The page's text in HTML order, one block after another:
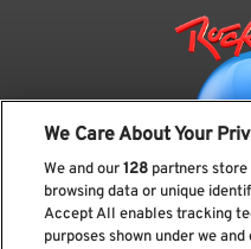
We Care About Your
We and our128 partners
browsing data or unique
Accept All enables tracking
purposes shown under we